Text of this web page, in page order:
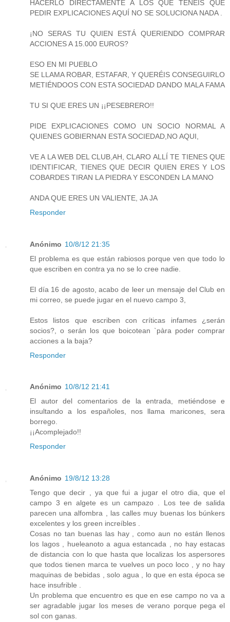
HACERLO DIRECTAMENTE A LOS QUE TENÉIS QUE
PEDIR EXPLICACIONES AQUÍ NO SE SOLUCIONA NADA .
¡NO SERAS TU QUIEN ESTÁ QUERIENDO COMPRAR
ACCIONES A 15.000 EUROS?
ESO EN MI PUEBLO
SE LLAMA ROBAR, ESTAFAR, Y QUERÉIS CONSEGUIRLO
METIÉNDOOS CON ESTA SOCIEDAD DANDO MALA FAMA
TU SI QUE ERES UN ¡¡PESEBRERO!!
PIDE EXPLICACIONES COMO UN SOCIO NORMAL A
QUIENES GOBIERNAN ESTA SOCIEDAD,NO AQUI,
VE A LA WEB DEL CLUB,AH, CLARO ALLÍ TE TIENES QUE
IDENTIFICAR, TIENES QUE DECIR QUIEN ERES Y LOS
COBARDES TIRAN LA PIEDRA Y ESCONDEN LA MANO
ANDA QUE ERES UN VALIENTE, JA JA
Responder
Anónimo 10/8/12 21:35
El problema es que están rabiosos porque ven que todo lo
que escriben en contra ya no se lo cree nadie.
El día 16 de agosto, acabo de leer un mensaje del Club en
mi correo, se puede jugar en el nuevo campo 3,
Estos listos que escriben con críticas infames ¿serán
socios?, o serán los que boicotean `pàra poder comprar
acciones a la baja?
Responder
Anónimo 10/8/12 21:41
El autor del comentarios de la entrada, metiéndose e
insultando a los españoles, nos llama maricones, sera
borrego.
¡¡Acomplejado!!
Responder
Anónimo 19/8/12 13:28
Tengo que decir , ya que fui a jugar el otro dia, que el
campo 3 en algete es un campazo . Los tee de salida
parecen una alfombra , las calles muy buenas los búnkers
excelentes y los green increíbles .
Cosas no tan buenas las hay , como aun no están llenos
los lagos , hueleanoto a agua estancada , no hay estacas
de distancia con lo que hasta que localizas los aspersores
que todos tienen marca te vuelves un poco loco , y no hay
maquinas de bebidas , solo agua , lo que en esta época se
hace insufrible .
Un problema que encuentro es que en ese campo no va a
ser agradable jugar los meses de verano porque pega el
sol con ganas.